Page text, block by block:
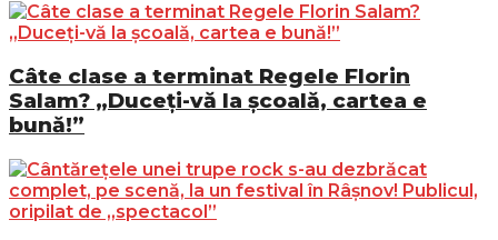
Câte clase a terminat Regele Florin
Salam? „Duceți-vă la școală, cartea e
bună!”